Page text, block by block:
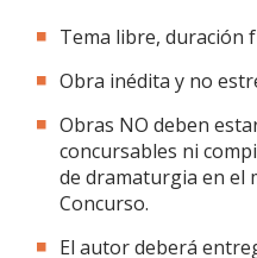
Tema libre, duración
Obra inédita y no
Obras NO deben
concursables ni
de dramaturgia en el
Concurso.
El autor deberá